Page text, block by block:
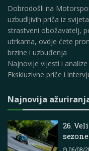
Dobrodošli na
uzbudljivih priča iz
strastveni obožavatelj,
utrkama, ovdje ćete
brzine i uzbuđenja
Najnovije vijesti i
Ekskluzivne priče i
Najnovija
26.